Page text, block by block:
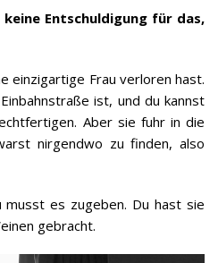
Entschuldigung für das,
einzigartige Frau verloren hast.
ist, und du kannst
Aber sie fuhr in die
nirgendwo zu finden, also
es zugeben. Du hast sie
gebracht.